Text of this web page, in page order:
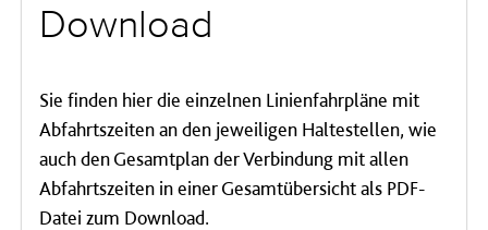
Download
Sie finden hier die einzelnen Linienfahrpläne mit
Abfahrtszeiten an den jeweiligen Haltestellen, wie
auch den Gesamtplan der Verbindung mit allen
Abfahrtszeiten in einer Gesamtübersicht als PDF-
Datei zum Download.